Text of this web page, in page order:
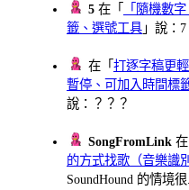
5 在「
「隨機數
籤、選號工具 」說：7
在「打逐字稿更
暫停、可加入時間標
說：？？？
SongFromLink
的方式找歌（音樂識
SoundHound 的情境很